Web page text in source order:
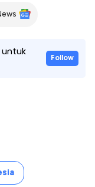
untuk
Follow